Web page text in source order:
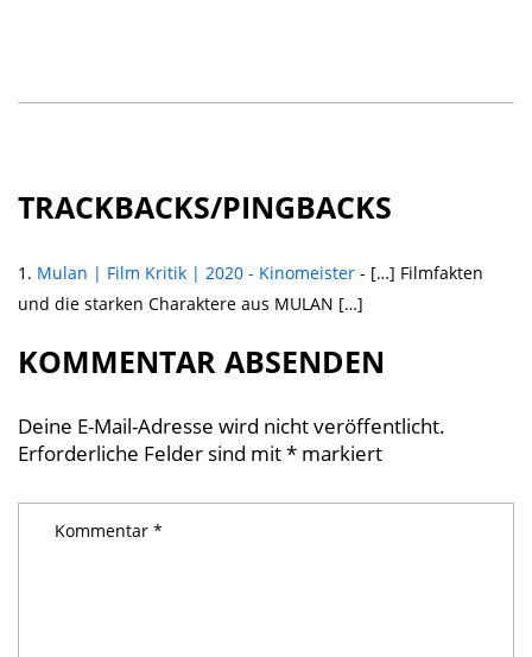
TRACKBACKS/PINGBACKS
Mulan | Film Kritik | 2020 - Kinomeister - […] Filmfakten
und die starken Charaktere aus MULAN […]
KOMMENTAR ABSENDEN
Deine E-Mail-Adresse wird nicht veröffentlicht.
Erforderliche Felder sind mit* markiert